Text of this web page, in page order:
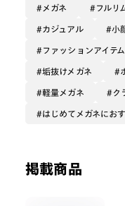
用時の負担を抑え
う。
②鼻に跡がつきづら
一体型のシリコン
間かけていても跡
す！
メガネ フルリ
カジュアル 小
ファッションアイテム
垢抜けメガネ
軽量メガネ ク
はじめてメガネにお
掲載商品